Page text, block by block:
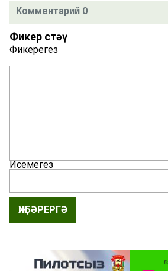
Комментарий 0
Фикер өстәү
Фикерегез
Исемегез
ҖИБӘРЕРГӘ